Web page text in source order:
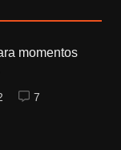
momentos
7